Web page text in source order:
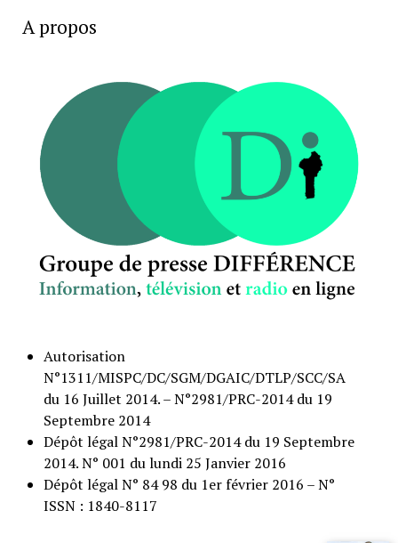
A propos
Autorisation
N°1311/MISPC/DC/SGM/DGAIC/DTLP/SCC/SA
du 16 Juillet 2014. – N°2981/PRC-2014 du 19
Septembre 2014
Dépôt légal N°2981/PRC-2014 du 19 Septembre
2014. N° 001 du lundi 25 Janvier 2016
Dépôt légal N° 84 98 du 1er février 2016 – N°
ISSN : 1840-8117